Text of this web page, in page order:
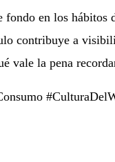
en los hábitos
contribuye a
vale la pena